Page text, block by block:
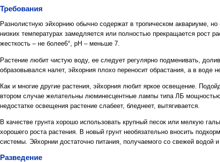
Требования
Разнолистную эйхорнию обычно содержат в тропическом аквариуме,
низких температурах замедляется или полностью прекращается рост
жесткость – не более6°, рН – меньше 7.
Растение любит чистую воду, ее следует регулярно подменивать,
образовывался налет, эйхорния плохо переносит обрастания, а в воде
Как и многие другие растения, эйхорния любит яркое освещение.
втором случае желательны люминесцентные лампы типа ЛБ
недостатке освещения растение слабеет, бледнеет, вытягивается.
В качестве грунта хорошо использовать крупный песок или мелкую
хорошего роста растения. В новый грунт необязательно вносить
системы. Эйхорнии достаточно питания, получаемого со свежей
Разведение